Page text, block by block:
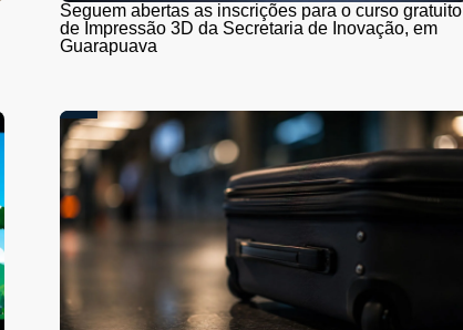
Seguem abertas as inscrições para o curso gratuito
de Impressão 3D da Secretaria de Inovação, em
Guarapuava